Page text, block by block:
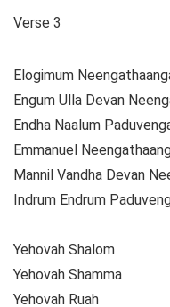
Verse 3
Elogimum
Engum Ulla Devan
Endha Naalum
Emmanuel
Mannil Vandha Devan
Indrum Endrum
Yehovah Shalom
Yehovah Shamma
Yehovah Ruah